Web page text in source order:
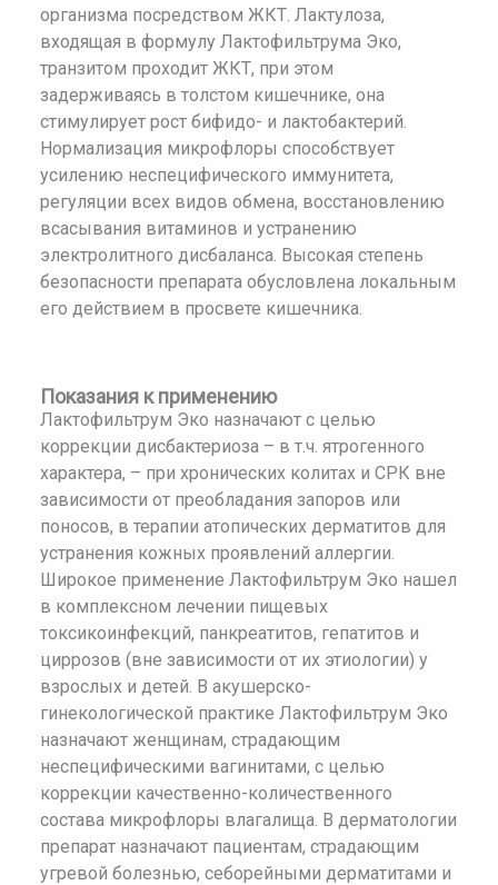
организма посредством ЖКТ. Лактулоза,
входящая в формулу Лактофильтрума Эко,
транзитом проходит ЖКТ, при этом
задерживаясь в толстом кишечнике, она
стимулирует рост бифидо- и лактобактерий.
Нормализация микрофлоры способствует
усилению неспецифического иммунитета,
регуляции всех видов обмена, восстановлению
всасывания витаминов и устранению
электролитного дисбаланса. Высокая степень
безопасности препарата обусловлена локальным
его действием в просвете кишечника.
Показания к применению
Лактофильтрум Эко назначают с целью
коррекции дисбактериоза – в т.ч. ятрогенного
характера, – при хронических колитах и СРК вне
зависимости от преобладания запоров или
поносов, в терапии атопических дерматитов для
устранения кожных проявлений аллергии.
Широкое применение Лактофильтрум Эко нашел
в комплексном лечении пищевых
токсикоинфекций, панкреатитов, гепатитов и
циррозов (вне зависимости от их этиологии) у
взрослых и детей. В акушерско-
гинекологической практике Лактофильтрум Эко
назначают женщинам, страдающим
неспецифическими вагинитами, с целью
коррекции качественно-количественного
состава микрофлоры влагалища. В дерматологии
препарат назначают пациентам, страдающим
угревой болезнью, себорейными дерматитами и